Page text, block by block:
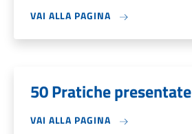
VAI ALLA PAGINA
50 Pratiche presentate
VAI ALLA PAGINA